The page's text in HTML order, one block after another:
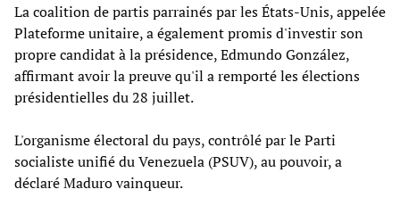
La coalition de partis parrainés par les États-Unis, appelée
Plateforme unitaire, a également promis d'investir son
propre candidat à la présidence, Edmundo González,
affirmant avoir la preuve qu'il a remporté les élections
présidentielles du 28 juillet.
L'organisme électoral du pays, contrôlé par le Parti
socialiste unifié du Venezuela (PSUV), au pouvoir, a
déclaré Maduro vainqueur.